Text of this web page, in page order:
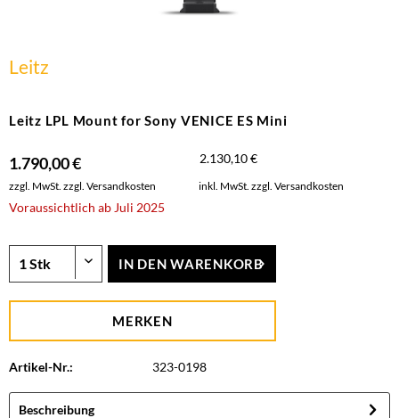
Leitz
Leitz LPL Mount for Sony VENICE ES Mini
1.790,00 € 2.130,10 €
zzgl. MwSt. zzgl. Versandkosten inkl. MwSt. zzgl. Versandkosten
Voraussichtlich ab Juli 2025
IN DEN WARENKORB
MERKEN
Artikel-Nr.: 323-0198
Beschreibung